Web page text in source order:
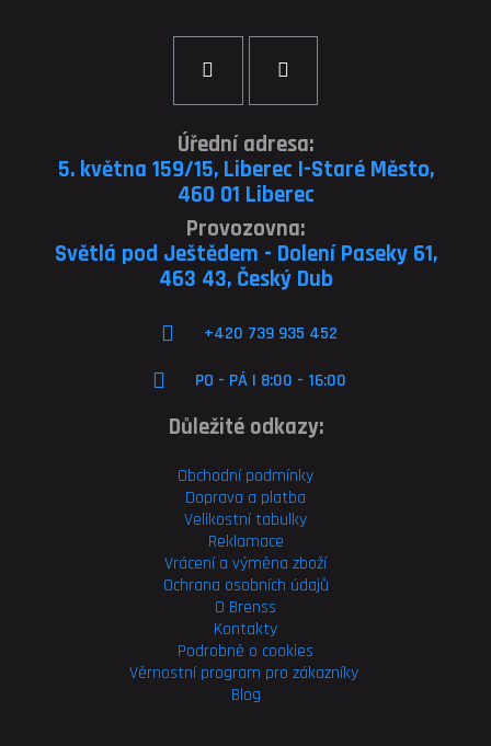
Úřední adresa:
5. května 159/15, Liberec I-Staré Město,
460 01 Liberec
Provozovna:
Světlá pod Ještědem - Dolení Paseky 61,
463 43, Český Dub
+420 739 935 452
PO - PÁ | 8:00 - 16:00
Důležité odkazy:
Obchodní podmínky
Doprava a platba
Velikostní tabulky
Reklamace
Vrácení a výměna zboží
Ochrana osobních údajů
O Brenss
Kontakty
Podrobně o cookies
Věrnostní program pro zákazníky
Blog